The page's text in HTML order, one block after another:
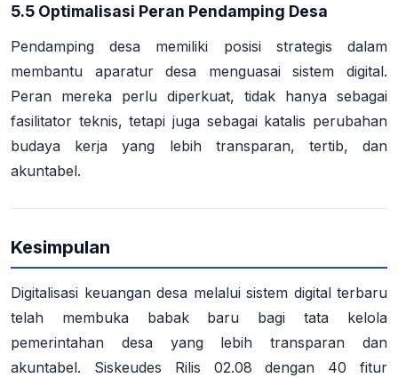
5.5 Optimalisasi Peran Pendamping Desa
Pendamping desa memiliki posisi strategis dalam
membantu aparatur desa menguasai sistem digital.
Peran mereka perlu diperkuat, tidak hanya sebagai
fasilitator teknis, tetapi juga sebagai katalis perubahan
budaya kerja yang lebih transparan, tertib, dan
akuntabel.
Kesimpulan
Digitalisasi keuangan desa melalui sistem digital terbaru
telah membuka babak baru bagi tata kelola
pemerintahan desa yang lebih transparan dan
akuntabel. Siskeudes Rilis 02.08 dengan 40 fitur